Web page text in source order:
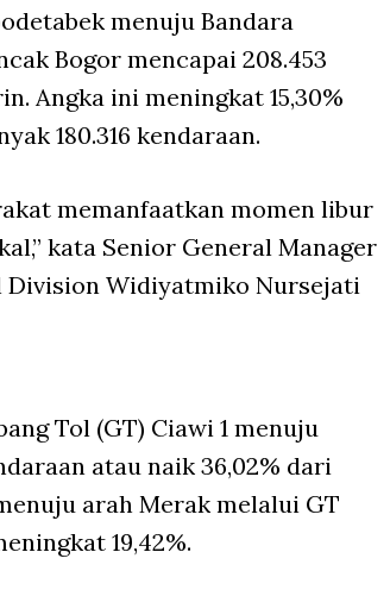
menuju Bandara
Bogor mencapai 208.453
Angka ini meningkat 15,30%
180.316 kendaraan.
memanfaatkan momen libur
kata Senior General Manager
Division Widiyatmiko Nursejati
Tol (GT) Ciawi 1 menuju
atau naik 36,02% dari
arah Merak melalui GT
19,42%.